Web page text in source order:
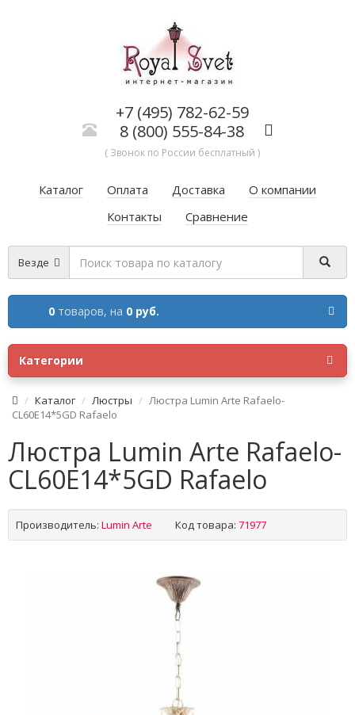
+7 (495) 782-62-59
8 (800) 555-84-38
( Звонок по России бесплатный )
Каталог Оплата Доставка
О компании
Контакты
Сравнение
Везде
0 товаров, на 0 руб.
Категории
Каталог Люстры
Люстра Lumin Arte Rafaelo-
CL60E14*5GD Rafaelo
Люстра Lumin Arte Rafaelo-
CL60E14*5GD Rafaelo
Производитель: Lumin Arte Код товара: 71977